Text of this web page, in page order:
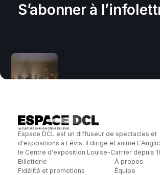
S’abonner à
Espace DCL est un diffuseur de spectacles et
d'expositions à Lévis. Il dirige et anime
le Centre d'exposition Louise-Carrier depuis
Billetterie
Fidélité et promotions
À propos
Équipe